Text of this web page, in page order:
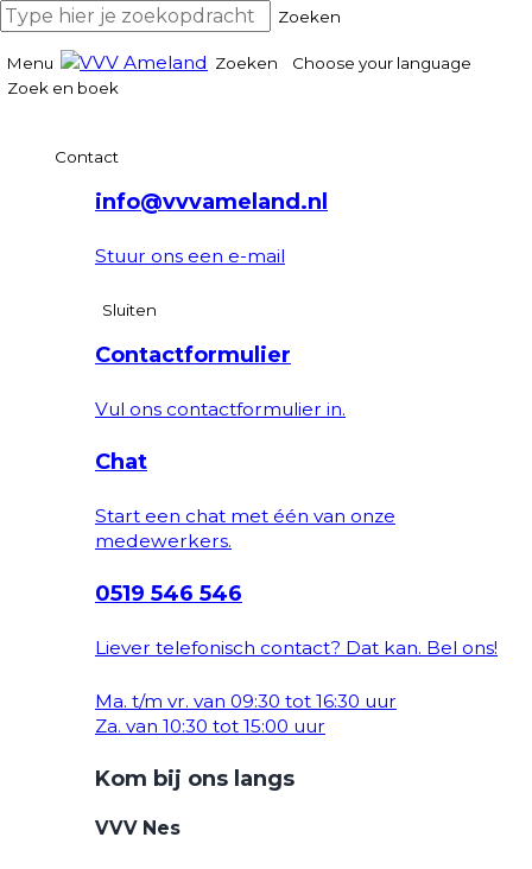
Zoeken
Menu Zoeken
Choose your language
Zoek en boek
Contact
info@vvvameland.nl
Stuur ons een e-mail
Sluiten
Contactformulier
Vul ons contactformulier in.
Chat
Start een chat met één van onze
medewerkers.
0519 546 546
Liever telefonisch contact? Dat kan. Bel ons!
Ma. t/m vr. van 09:30 tot 16:30 uur
Za. van 10:30 tot 15:00 uur
Kom bij ons langs
VVV Nes